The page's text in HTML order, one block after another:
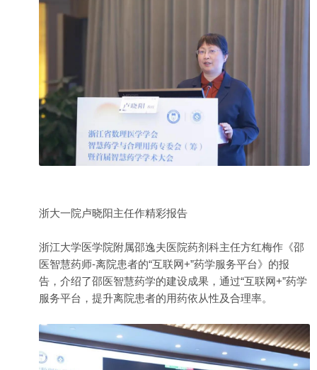
浙大一院卢晓阳主任作精彩报告
浙江大学医学院附属邵逸夫医院药剂科主任方红梅作《邵
医智慧药师-离院患者的“互联网+”药学服务平台》的报
告，介绍了邵医智慧药学的建设成果，通过“互联网+”药学
服务平台，提升离院患者的用药依从性及合理率。